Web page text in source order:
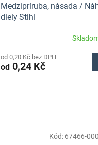
Medzipríruba, násada /
diely Stihl
od 0,20 Kč bez DPH
od 0,24 Kč
Kód: 67466-